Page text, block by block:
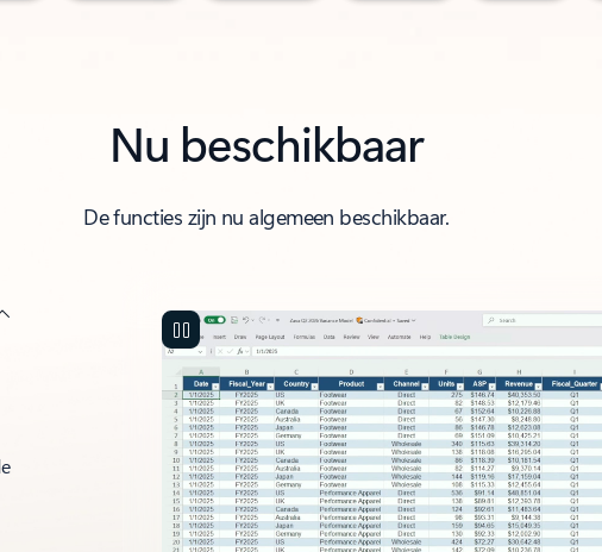
Nu beschikbaar
De functies zijn nu algemeen beschikbaar.